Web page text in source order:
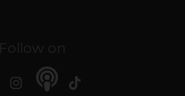
Follow on